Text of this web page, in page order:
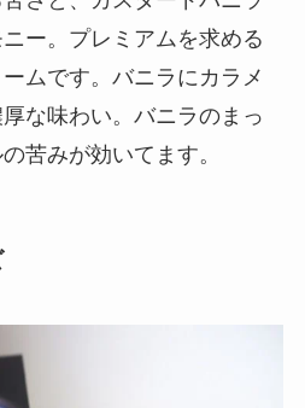
ー。プレミアムを求める
ムです。バニラにカラメ
な味わい。バニラのまっ
苦みが効いてます。